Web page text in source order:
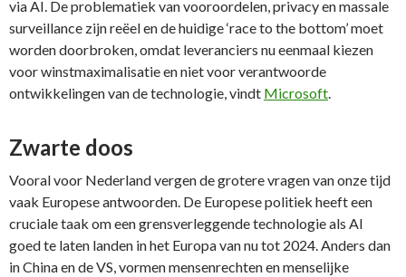
via AI. De problematiek van vooroordelen, privacy en massale
surveillance zijn reëel en de huidige ‘race to the bottom’ moet
worden doorbroken, omdat leveranciers nu eenmaal kiezen
voor winstmaximalisatie en niet voor verantwoorde
ontwikkelingen van de technologie, vindt Microsoft.
Zwarte doos
Vooral voor Nederland vergen de grotere vragen van onze tijd
vaak Europese antwoorden. De Europese politiek heeft een
cruciale taak om een grensverleggende technologie als AI
goed te laten landen in het Europa van nu tot 2024. Anders dan
in China en de VS, vormen mensenrechten en menselijke